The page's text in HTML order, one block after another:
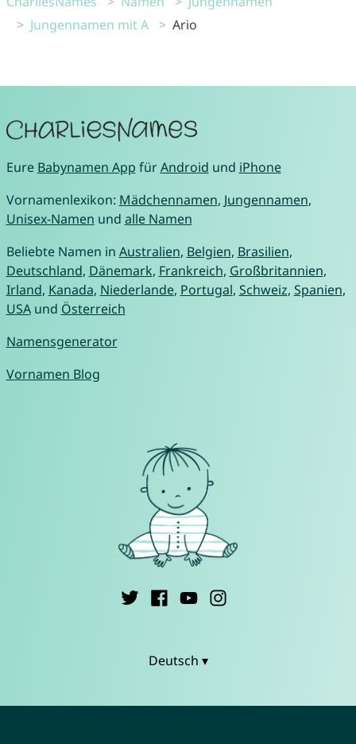
Jungennamen mit A
Ario
Eure Babynamen App fürAndroid und iPhone
Vornamenlexikon: Mädchennamen, Jungennamen,
Unisex-Namen und alle Namen
Beliebte Namen in Australien, Belgien, Brasilien,
Deutschland, Dänemark, Frankreich, Großbritannien,
Irland, Kanada, Niederlande, Portugal, Schweiz, Spanien,
USAund Österreich
Namensgenerator
Vornamen Blog
Deutsch ▾